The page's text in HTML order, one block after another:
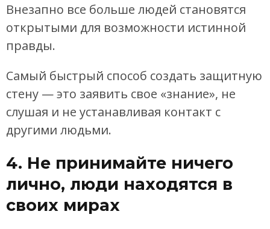
Внезапно все больше людей становятся
открытыми для возможности истинной
правды.
Самый быстрый способ создать защитную
стену — это заявить свое «знание», не
слушая и не устанавливая контакт с
другими людьми.
4. Не принимайте ничего
лично, люди находятся в
своих мирах